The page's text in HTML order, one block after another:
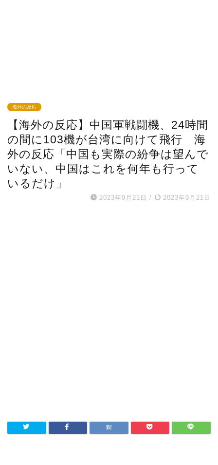
海外の反応
【海外の反応】中国軍戦闘機、24時間
の間に103機が台湾に向けて飛行 海
外の反応「中国も実際の紛争は望んで
いない、中国はこれを何年も行って
いるだけ」
2023年9月21日 / 2023年9月21日